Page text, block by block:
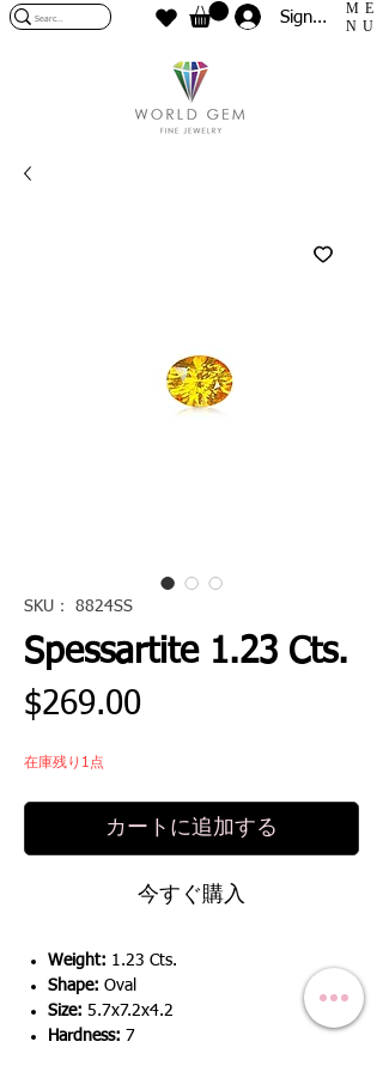
Sign In
ME
NU
SKU： 8824SS
Spessartite 1.23 Cts.
$269.00価
在庫残り1点
カートに追加する
今すぐ購入
Weight: 1.23 Cts.
Shape: Oval
Size: 5.7x7.2x4.2
Hardness: 7